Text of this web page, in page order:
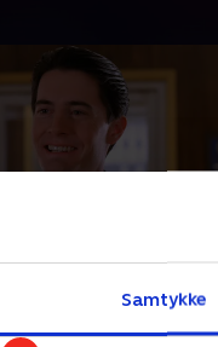
Samtykke
On Relations
finder den
Windom Earle